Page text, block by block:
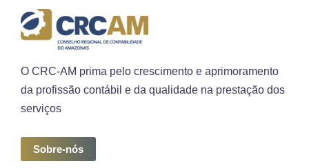
O CRC-AM prima pelo crescimento e aprimoramento
da profissão contábil e da qualidade na prestação dos
serviços
Sobre-nós